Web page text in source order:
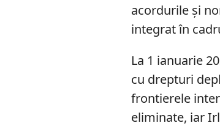
acordurile și
integrat în
La 1 ianuarie
cu drepturi
frontierele
eliminate, iar